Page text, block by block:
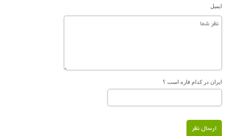
ایمیل
ایران در کدام قاره است ؟
ارسال نظر